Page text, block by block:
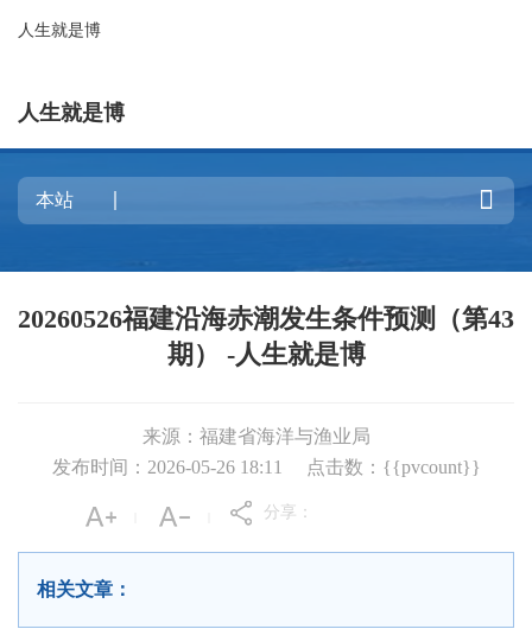
人生就是博
人生就是博

20260526福建沿海赤潮发生条件预测（第43
期） -人生就是博
来源：福建省海洋与渔业局
发布时间：2026-05-26 18:11
点击数：{{pvcount}}
分享：
相关文章：